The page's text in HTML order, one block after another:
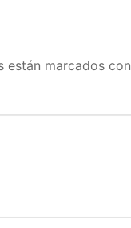
están marcados con